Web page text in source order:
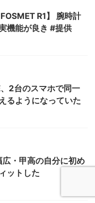
R1】 腕時計
機能が良き #提供
2台のスマホで同一
るようになっていた
・甲高の自分に初め
ットした